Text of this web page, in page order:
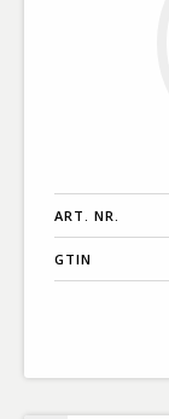
ART. NR.
GTIN